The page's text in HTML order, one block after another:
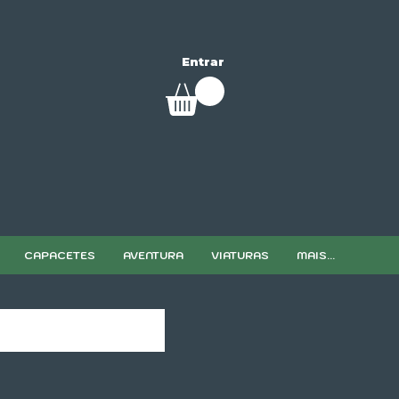
Entrar
CAPACETES AVENTURA VIATURAS MAIS...